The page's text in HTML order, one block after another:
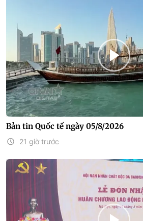
Bản tin Quốc tế ngày 05/8/2026
21 giờ trước